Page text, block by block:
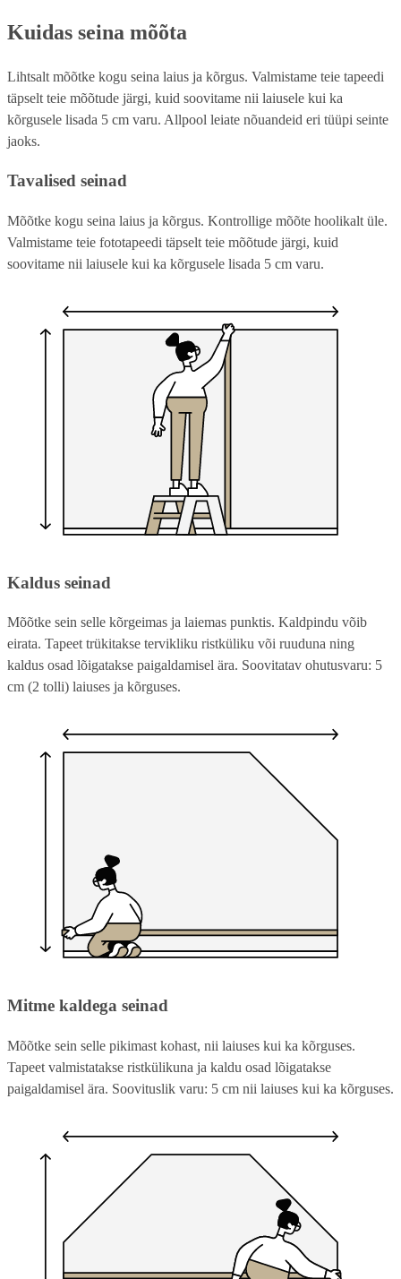
Kuidas seina mõõta
Lihtsalt mõõtke kogu seina laius ja kõrgus. Valmistame teie tapeedi
täpselt teie mõõtude järgi, kuid soovitame nii laiusele kui ka
kõrgusele lisada 5 cm varu. Allpool leiate nõuandeid eri tüüpi seinte
jaoks.
Tavalised seinad
Mõõtke kogu seina laius ja kõrgus. Kontrollige mõõte hoolikalt üle.
Valmistame teie fototapeedi täpselt teie mõõtude järgi, kuid
soovitame nii laiusele kui ka kõrgusele lisada 5 cm varu.
Kaldus seinad
Mõõtke sein selle kõrgeimas ja laiemas punktis. Kaldpindu võib
eirata. Tapeet trükitakse tervikliku ristküliku või ruuduna ning
kaldus osad lõigatakse paigaldamisel ära. Soovitatav ohutusvaru: 5
cm (2 tolli) laiuses ja kõrguses.
Mitme kaldega seinad
Mõõtke sein selle pikimast kohast, nii laiuses kui ka kõrguses.
Tapeet valmistatakse ristkülikuna ja kaldu osad lõigatakse
paigaldamisel ära. Soovituslik varu: 5 cm nii laiuses kui ka kõrguses.